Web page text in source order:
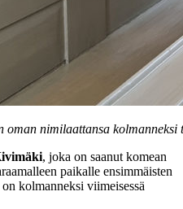
nimilaattansa
, joka on saanut komean
paikalle ensimmäisten
kolmanneksi viimeisessä